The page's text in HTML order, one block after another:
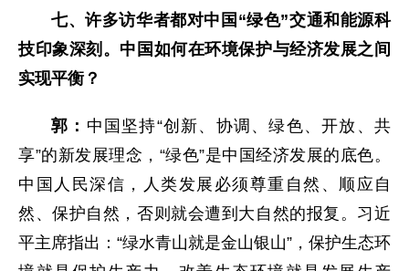
七、许多访华者都对中国“绿色”交通和能源科
技印象深刻。中国如何在环境保护与经济发展之间
实现平衡？
郭： 中国坚持“创新、协调、绿色、开放、共
享”的新发展理念，“绿色”是中国经济发展的底色。
中国人民深信，人类发展必须尊重自然、顺应自
然、保护自然，否则就会遭到大自然的报复。习近
平主席指出：“绿水青山就是金山银山”，保护生态环